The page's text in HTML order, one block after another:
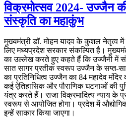
विक्रमोत्सव 2024- उज्जैन
संस्कृति का महाकुंभ
मुख्यमंत्री डॉ. मोहन यादव के कुशल नेतृत्व
लिए मध्यप्रदेश सरकार संकल्पित है।
का उल्लेख करते हुए कहते हैं कि उज्जैनी में
सात सागर प्रतीक स्वरूप उज्जैन के सप्त-
का प्रतिनिधित्व उज्जैन का 84 महादेव मंदिर
कई ऐतिहासिक और पौराणिक घटनाओं की
यंत्र करते हैं। राजा विक्रमादित्य न्याय के
स्वरूप से आयोजित होगा। प्रदेश में
इन्हें साकार किया जाएगा।